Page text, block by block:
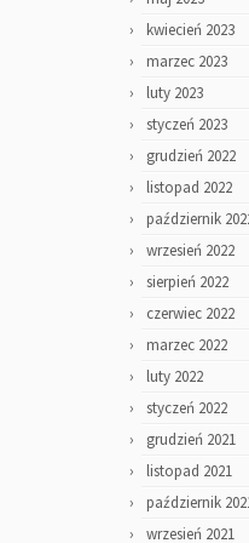
kwiecień 2023
marzec 2023
luty 2023
styczeń 2023
grudzień 2022
listopad 2022
październik
wrzesień 2022
sierpień 2022
czerwiec 2022
marzec 2022
luty 2022
styczeń 2022
grudzień 2021
listopad 2021
październik
wrzesień 2021